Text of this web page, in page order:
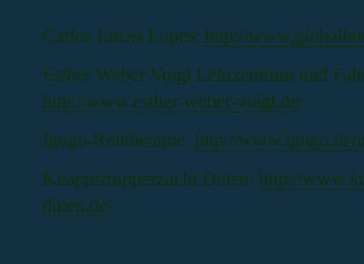
Carlos Lucas Lopes: http://
Esther Weber Voigt Lehrzentrum und
http://www.esther-weber-voigt.de/
Igogo-Reittherapie: http://www.igogo.de/
Knappstrupperzucht Duten: http://
duten.de/